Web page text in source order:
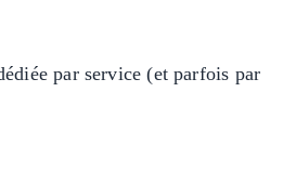
par service (et parfois par